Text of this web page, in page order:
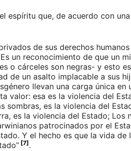
espíritu que, de acuerdo con
de sus derechos
un reconocimiento de que un
o cárceles son negras- y esto
de un asalto implacable a sus
llevan una carga única en
valor: esa es la violencia del
sombras, es la violencia del
es la violencia del Estado; Los
patrocinados por el
Y el hecho es que la vida de
[7].